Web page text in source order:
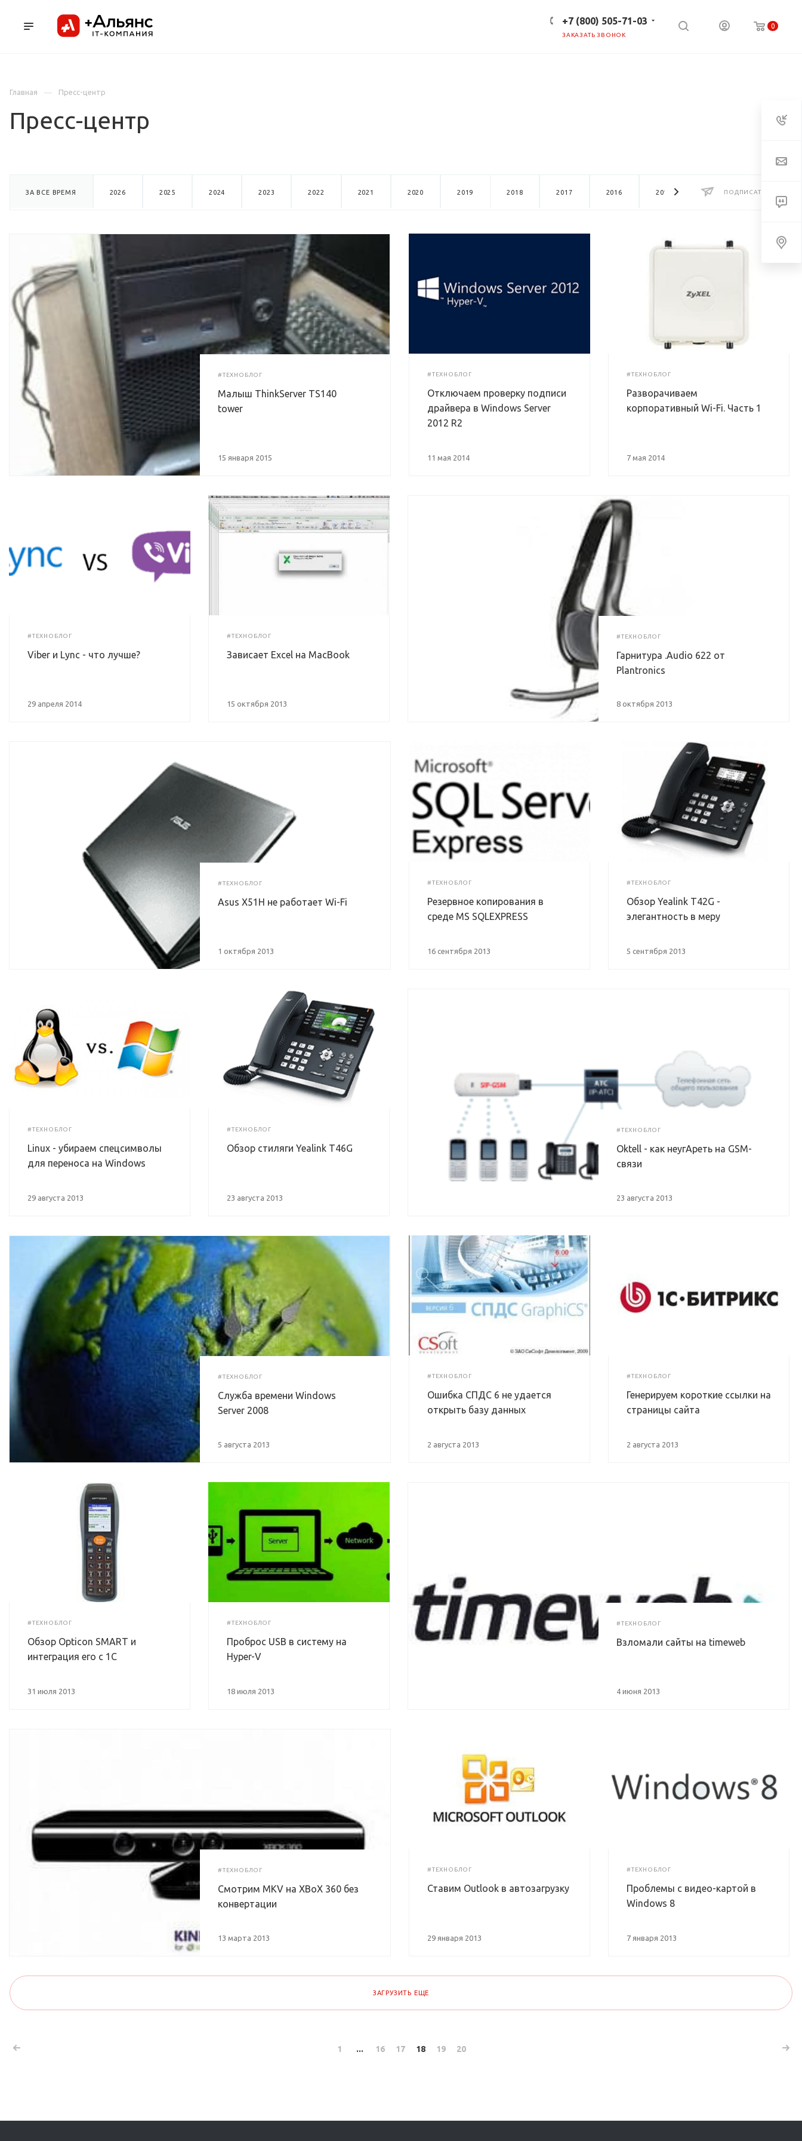
0
+7 (800) 505-71-03
ЗАКАЗАТЬ ЗВОНОК
Главная
Пресс-центр
Пресс-центр
ПОДПИСАТЬСЯ
ЗА ВСЕ ВРЕМЯ 2026 2025 2024 2023 2022 2021 2020 2019 2018 2017 2016 2015 2014 2013
#ТЕХНОБЛОГ
Малыш ThinkServer TS140
tower
15 января 2015
#ТЕХНОБЛОГ
Отключаем проверку подписи
драйвера в Windows Server
2012 R2
11 мая 2014
#ТЕХНОБЛОГ
Разворачиваем
корпоративный Wi-Fi. Часть 1
7 мая 2014
#ТЕХНОБЛОГ
Viber и Lync - что лучше?
29 апреля 2014
#ТЕХНОБЛОГ
Зависает Excel на MacBook
15 октября 2013
#ТЕХНОБЛОГ
Гарнитура .Audio 622 от
Plantronics
8 октября 2013
#ТЕХНОБЛОГ
Asus X51H не работает Wi-Fi
1 октября 2013
#ТЕХНОБЛОГ
Резервное копирования в
среде MS SQLEXPRESS
16 сентября 2013
#ТЕХНОБЛОГ
Обзор Yealink T42G -
элегантность в меру
5 сентября 2013
#ТЕХНОБЛОГ
Linux - убираем спецсимволы
для переноса на Windows
29 августа 2013
#ТЕХНОБЛОГ
Обзор стиляги Yealink T46G
23 августа 2013
#ТЕХНОБЛОГ
Oktell - как неугАреть на GSM-
связи
23 августа 2013
#ТЕХНОБЛОГ
Служба времени Windows
Server 2008
5 августа 2013
#ТЕХНОБЛОГ
Ошибка СПДС 6 не удается
открыть базу данных
2 августа 2013
#ТЕХНОБЛОГ
Генерируем короткие ссылки на
страницы сайта
2 августа 2013
#ТЕХНОБЛОГ
Обзор Opticon SMART и
интеграция его с 1С
31 июля 2013
#ТЕХНОБЛОГ
Проброс USB в систему на
Hyper-V
18 июля 2013
#ТЕХНОБЛОГ
Взломали сайты на timeweb
4 июня 2013
#ТЕХНОБЛОГ
Смотрим MKV на XBoX 360 без
конвертации
13 марта 2013
#ТЕХНОБЛОГ
Ставим Outlook в автозагрузку
29 января 2013
#ТЕХНОБЛОГ
Проблемы с видео-картой в
Windows 8
7 января 2013
ЗАГРУЗИТЬ ЕЩЕ
1 ... 16 17 18 19 20